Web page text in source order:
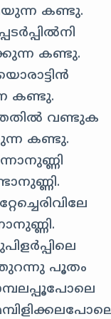
കണ്ടു.
കണ്ടു.
കണ്ടു.
വണ്ടുക
കണ്ടു.
പൂതം